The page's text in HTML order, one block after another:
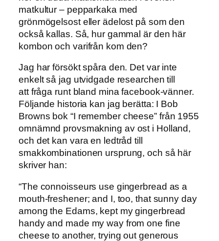
matkultur – pepparkaka med
grönmögelsost eller ädelost på som den
också kallas. Så, hur gammal är den här
kombon och varifrån kom den?
Jag har försökt spåra den. Det var inte
enkelt så jag utvidgade researchen till
att fråga runt bland mina facebook-vänner.
Följande historia kan jag berätta: I Bob
Browns bok “I remember cheese” från 1955
omnämnd provsmakning av ost i Holland,
och det kan vara en ledtråd till
smakkombinationen ursprung, och så här
skriver han:
“The connoisseurs use gingerbread as a
mouth-freshener; and I, too, that sunny day
among the Edams, kept my gingerbread
handy and made my way from one fine
cheese to another, trying out generous